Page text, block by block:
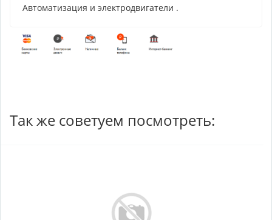
Автоматизация и электродвигатели .
Так же советуем посмотреть: